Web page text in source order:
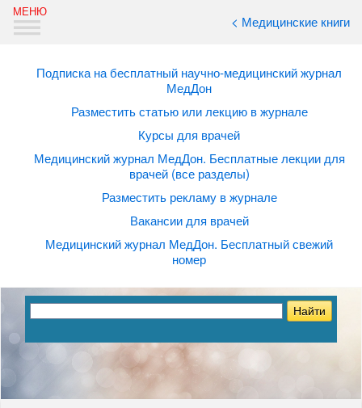
< Медицинские книги
Подписка на бесплатный научно-медицинский журнал
МедДон
Разместить статью или лекцию в журнале
Курсы для врачей
Медицинский журнал МедДон. Бесплатные лекции для
врачей (все разделы)
Разместить рекламу в журнале
Вакансии для врачей
Медицинский журнал МедДон. Бесплатный свежий
номер